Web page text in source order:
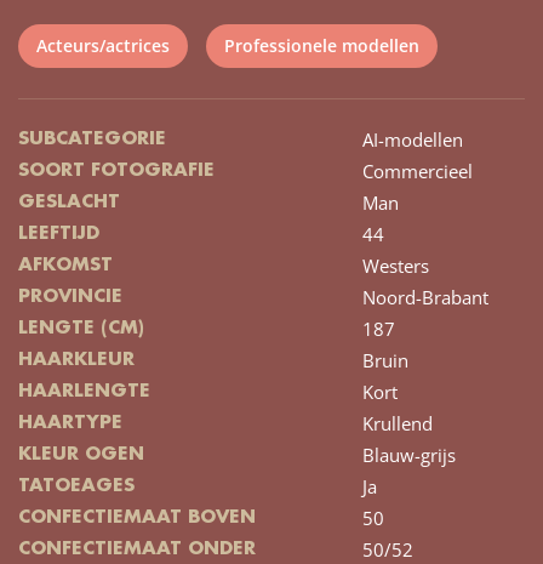
Acteurs/actrices Professionele modellen
SUBCATEGORIE AI-modellen
SOORT FOTOGRAFIE Commercieel
GESLACHT Man
LEEFTIJD 44
AFKOMST Westers
PROVINCIE Noord-Brabant
LENGTE (CM) 187
HAARKLEUR Bruin
HAARLENGTE Kort
HAARTYPE Krullend
KLEUR OGEN Blauw-grijs
TATOEAGES Ja
CONFECTIEMAAT BOVEN 50
CONFECTIEMAAT ONDER 50/52